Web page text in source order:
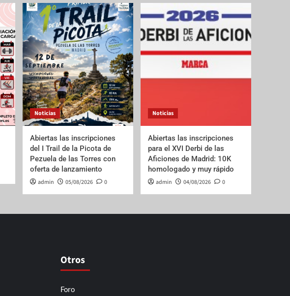
Noticias
Abiertas las inscripciones
del I Trail de la Picota de
Pezuela de las Torres con
oferta de lanzamiento
admin 05/08/2026 0
Noticias
Abiertas las inscripciones
para el XVI Derbi de las
Aficiones de Madrid: 10K
homologado y muy rápido
admin 04/08/2026 0
Otros
Foro